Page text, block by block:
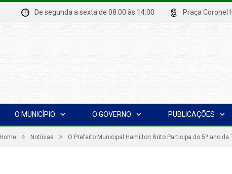
De segunda a sexta de 08:00 às 14:00 Praça
O MUNICÍPIO O GOVERNO PUBLICAÇÕES
Home » Notícias » O Prefeito Municipal Hamilton Brito Participa do 5º ano da